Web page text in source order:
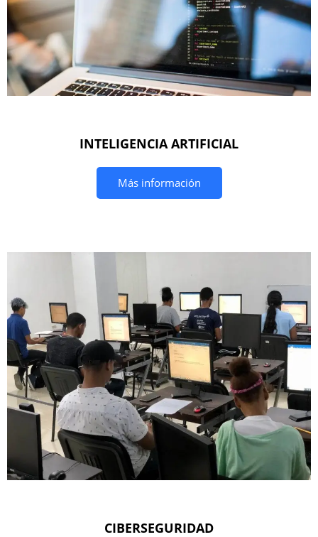
INTELIGENCIA ARTIFICIAL
Más información
CIBERSEGURIDAD